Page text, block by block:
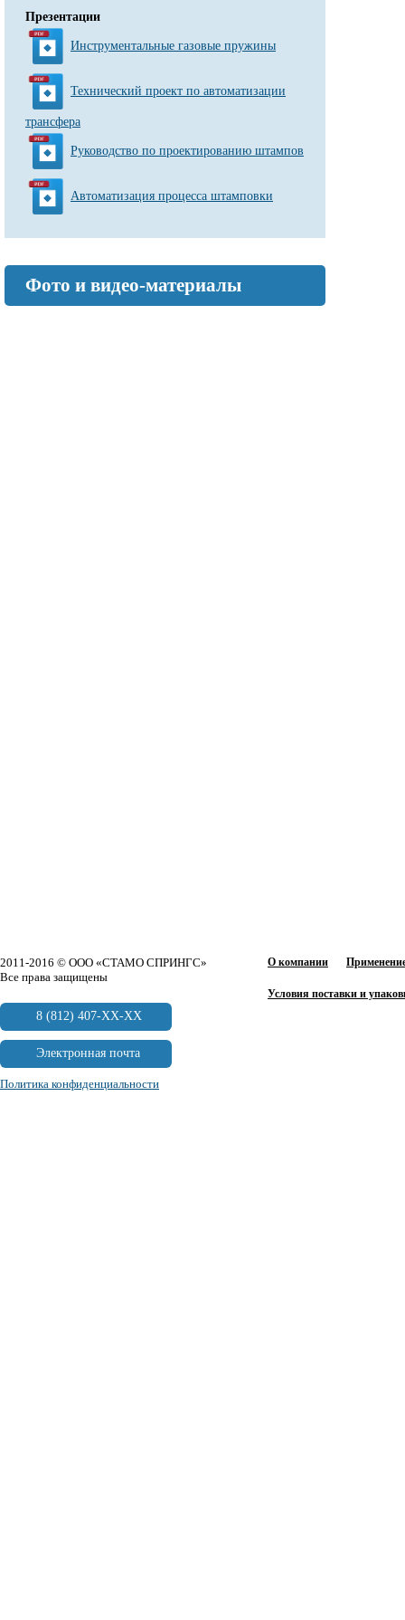
Презентации
Инструментальные газовые пружины
Технический проект по автоматизации
трансфера
Руководство по проектированию штампов
Автоматизация процесса штамповки
Фото и видео-материалы
О компании
Условия поставки и
2011-2016 © ООО «СТАМО СПРИНГС»
Все права защищены
8 (812) 407-XX-XX
Электронная почта
Политика конфиденциальности